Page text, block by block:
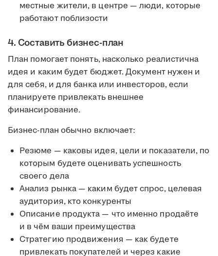
местные жители, в центре — люди, которые
работают поблизости
4. Составить бизнес-план
План помогает понять, насколько реалистична
идея и каким будет бюджет. Документ нужен и
для себя, и для банка или инвесторов, если
планируете привлекать внешнее
финансирование.
Бизнес-план обычно включает:
Резюме — каковы идея, цели и показатели, по
которым будете оценивать успешность
своего дела
Анализ рынка — каким будет спрос, целевая
аудитория, кто конкуренты
Описание продукта — что именно продаёте
и в чём ваши преимущества
Стратегию продвижения — как будете
привлекать покупателей и через какие